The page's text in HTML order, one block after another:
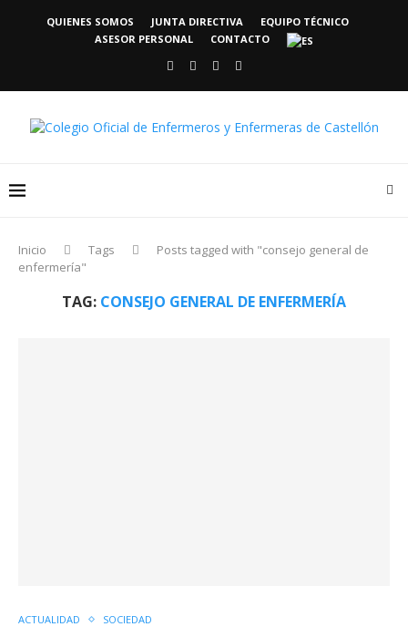
QUIENES SOMOS JUNTA DIRECTIVA
EQUIPO TÉCNICO
ASESOR PERSONAL
CONTACTO
Inicio Tags
Posts tagged with "consejo general de
enfermería"
TAG: CONSEJO GENERAL DE ENFERMERÍA
ACTUALIDAD SOCIEDAD